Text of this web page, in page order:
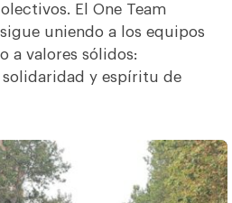
El One Team
uniendo a los equipos
a valores sólidos:
y espíritu de